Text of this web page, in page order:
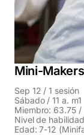
Mini-
Sep 12 / 1 sesión
Sábado / 11 a. m1
Miembro: 63.75 /
Nivel de
Edad: 7-12